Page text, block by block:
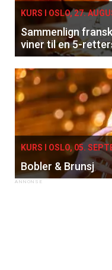
KURS I OSLO, 27.
Sammenlign
viner til en 5-
KURS I OSLO, 05.
Bobler & Brunsj